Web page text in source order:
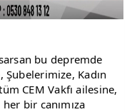
bu depremde
Şubelerimize, Kadın
CEM Vakfı ailesine,
bir canımıza